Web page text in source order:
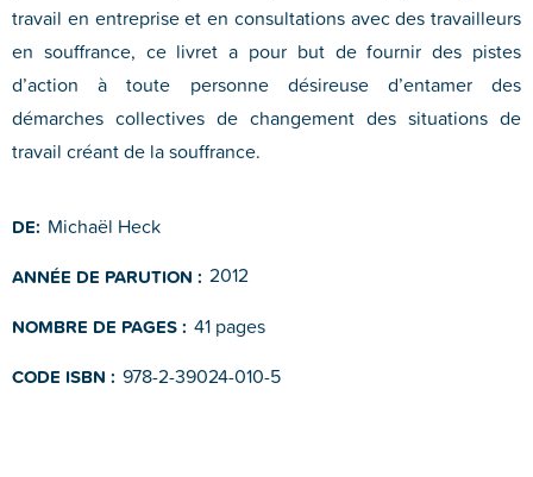
travail en entreprise et en consultations avec des travailleurs
en souffrance, ce livret a pour but de fournir des pistes
d’action à toute personne désireuse d’entamer des
démarches collectives de changement des situations de
travail créant de la souffrance.
DE: Michaël Heck
ANNÉE DE PARUTION : 2012
NOMBRE DE PAGES : 41 pages
CODE ISBN : 978-2-39024-010-5